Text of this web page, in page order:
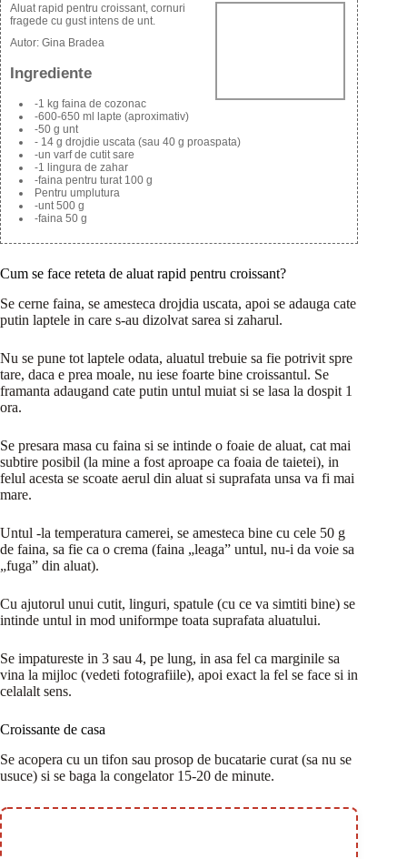
Aluat rapid pentru croissant, cornuri
fragede cu gust intens de unt.
Autor: Gina Bradea
Ingrediente
-1 kg faina de cozonac
-600-650 ml lapte (aproximativ)
-50 g unt
- 14 g drojdie uscata (sau 40 g proaspata)
-un varf de cutit sare
-1 lingura de zahar
-faina pentru turat 100 g
Pentru umplutura
-unt 500 g
-faina 50 g
Cum se face reteta de aluat rapid pentru croissant?
Se cerne faina, se amesteca drojdia uscata, apoi se adauga cate
putin laptele in care s-au dizolvat sarea si zaharul.
Nu se pune tot laptele odata, aluatul trebuie sa fie potrivit spre
tare, daca e prea moale, nu iese foarte bine croissantul. Se
framanta adaugand cate putin untul muiat si se lasa la dospit 1
ora.
Se presara masa cu faina si se intinde o foaie de aluat, cat mai
subtire posibil (la mine a fost aproape ca foaia de taietei), in
felul acesta se scoate aerul din aluat si suprafata unsa va fi mai
mare.
Untul -la temperatura camerei, se amesteca bine cu cele 50 g
de faina, sa fie ca o crema (faina „leaga” untul, nu-i da voie sa
„fuga” din aluat).
Cu ajutorul unui cutit, linguri, spatule (cu ce va simtiti bine) se
intinde untul in mod uniformpe toata suprafata aluatului.
Se impatureste in 3 sau 4, pe lung, in asa fel ca marginile sa
vina la mijloc (vedeti fotografiile), apoi exact la fel se face si in
celalalt sens.
Croissante de casa
Se acopera cu un tifon sau prosop de bucatarie curat (sa nu se
usuce) si se baga la congelator 15-20 de minute.